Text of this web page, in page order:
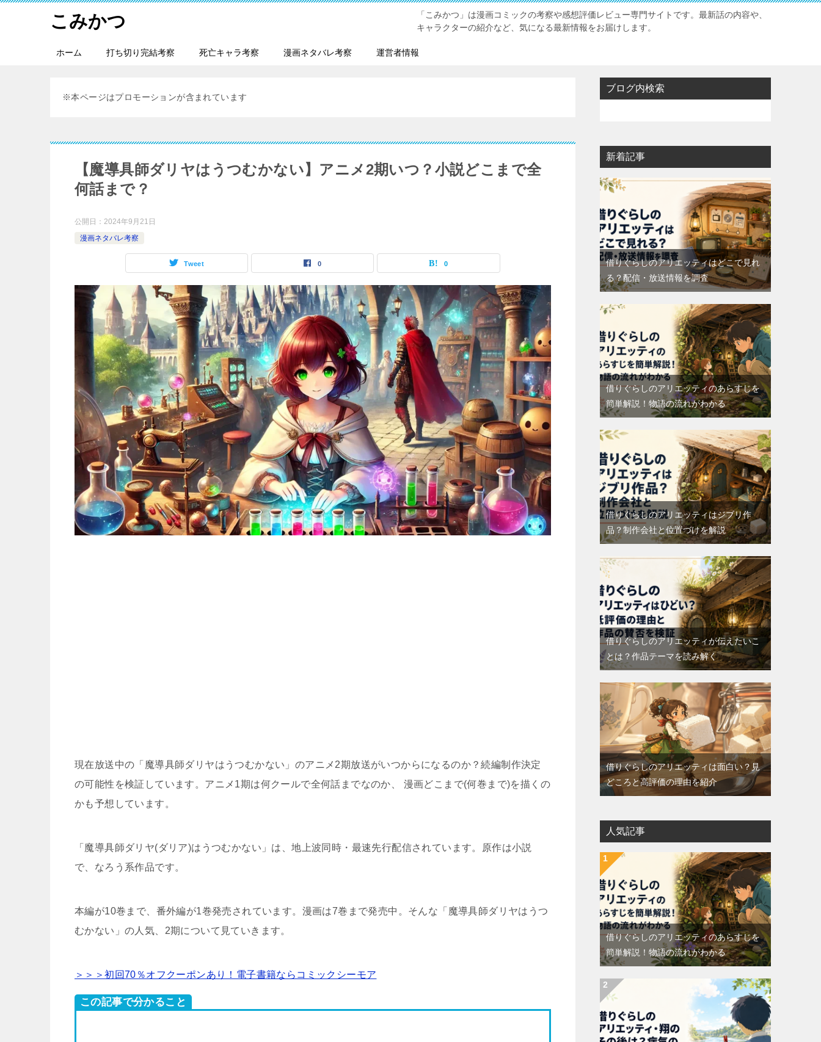
こみかつ
「こみかつ」は漫画コミックの考察や感想評価レビュー専門サイトです。最新話の内容や、
キャラクターの紹介など、気になる最新情報をお届けします。
ホーム 打ち切り完結考察 死亡キャラ考察 漫画ネタバレ考察 運営者情報
※本ページはプロモーションが含まれています
【魔導具師ダリヤはうつむかない】アニメ2期いつ？小説どこまで全
何話まで？
公開日： 2024年9月21日
漫画ネタバレ考察
Tweet 0 0
現在放送中の「魔導具師ダリヤはうつむかない」のアニメ2期放送がいつからになるのか？続編制作決定
の可能性を検証しています。アニメ1期は何クールで全何話までなのか、 漫画どこまで(何巻まで)を描くの
かも予想しています。
「魔導具師ダリヤ(ダリア)はうつむかない」は、地上波同時・最速先行配信されています。原作は小説
で、なろう系作品です。
本編が10巻まで、番外編が1巻発売されています。漫画は7巻まで発売中。そんな「魔導具師ダリヤはうつ
むかない」の人気、2期について見ていきます。
＞＞＞初回70％オフクーポンあり！電子書籍ならコミックシーモア
この記事で分かること
ブログ内検索
新着記事
借りぐらしのアリエッティはどこで見れ
る？配信・放送情報を調査
借りぐらしのアリエッティのあらすじを
簡単解説！物語の流れがわかる
借りぐらしのアリエッティはジブリ作
品？制作会社と位置づけを解説
借りぐらしのアリエッティが伝えたいこ
とは？作品テーマを読み解く
借りぐらしのアリエッティは面白い？見
どころと高評価の理由を紹介
人気記事
借りぐらしのアリエッティのあらすじを
簡単解説！物語の流れがわかる